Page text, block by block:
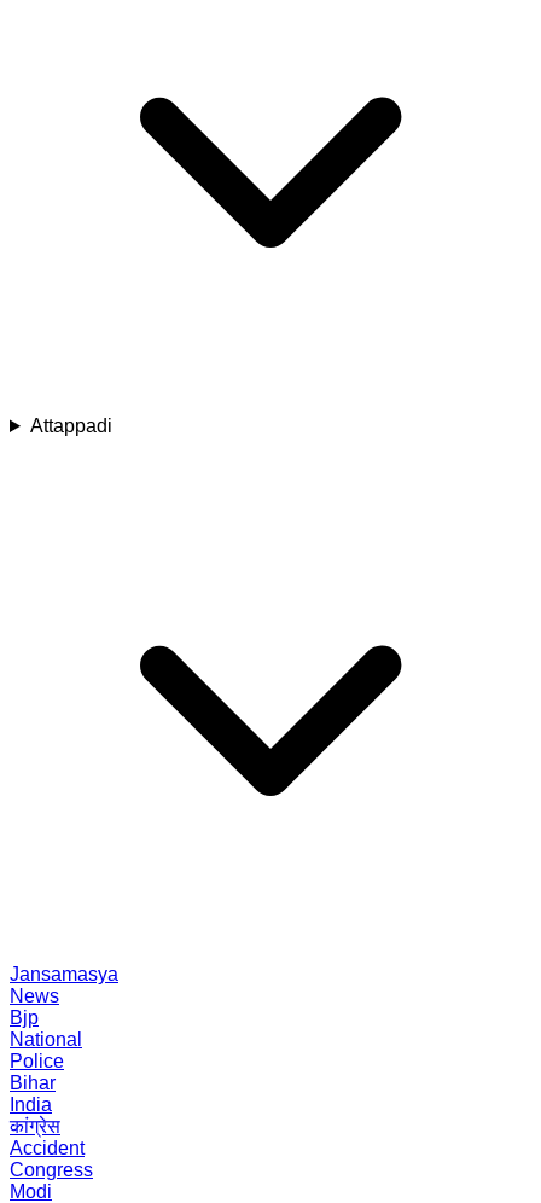
Attappadi
Jansamasya
News
Bjp
National
Police
Bihar
India
कांग्रेस
Accident
Congress
Modi